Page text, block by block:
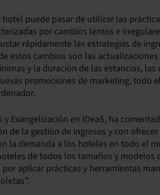
puede pasar de utilizar las
por cambios lentos e
rápidamente las estrategias de
estos cambios son las actualizaciones
y la duración de las estancias, las
promociones de marketing, todo
Evangelización en IDeaS, ha
de la gestión de ingresos y con
la demanda a los hoteles en todo el
de todos los tamaños y modelos
aplicar prácticas y herramientas